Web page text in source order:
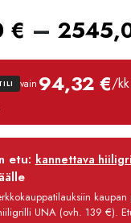
€ –
vain 94,32 €/kk
etu:kannettava
kaupan
UNA (ovh. 139 €).